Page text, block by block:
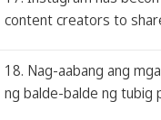
content creators to
18. Nag-aabang ang
ng balde-balde ng tubig